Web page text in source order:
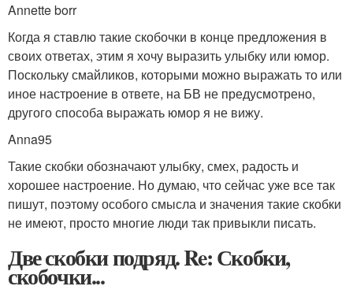
Annette borr
Когда я ставлю такие скобочки в конце предложения в
своих ответах, этим я хочу выразить улыбку или юмор.
Поскольку смайликов, которыми можно выражать то или
иное настроение в ответе, на БВ не предусмотрено,
другого способа выражать юмор я не вижу.
Anna95
Такие скобки обозначают улыбку, смех, радость и
хорошее настроение. Но думаю, что сейчас уже все так
пишут, поэтому особого смысла и значения такие скобки
не имеют, просто многие люди так привыкли писать.
Две скобки подряд. Re: Скобки,
скобочки...